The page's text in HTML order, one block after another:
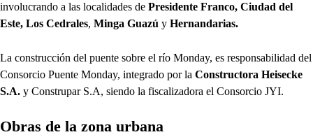
involucrando a las localidades de Presidente Franco, Ciudad del
Este, Los Cedrales, Minga Guazú y Hernandarias.
La construcción del puente sobre el río Monday, es responsabilidad del
Consorcio Puente Monday, integrado por la Constructora Heisecke
S.A. y Construpar S.A, siendo la fiscalizadora el Consorcio JYI.
Obras de la zona urbana